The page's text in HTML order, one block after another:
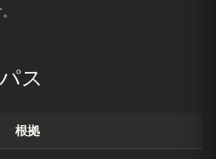
ス
根拠